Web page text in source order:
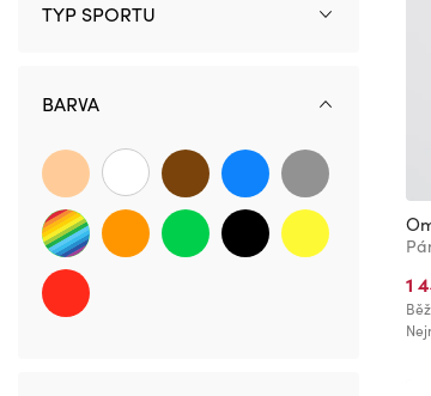
1
TYP SPORTU
BARVA